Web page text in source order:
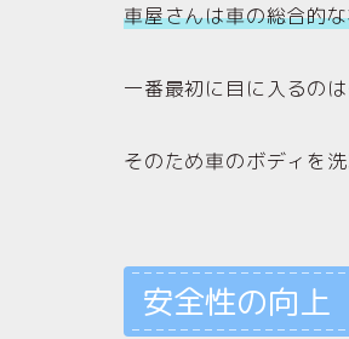
車屋さんは車の総合的
一番最初に目に入るの
そのため車のボディを
安全性の向上